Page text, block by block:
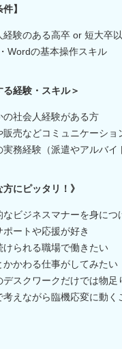
】
験のある高卒 or 短大卒
Wordの基本操作スキル
る経験・スキル＞
社会人経験がある方
売などコミュニケーショ
務経験（派遣やアルバイ
方にピッタリ！》
ビジネスマナーを身につ
ートや応援が好き
られる職場で働きたい
かわる仕事がしてみたい
スクワークだけでは物足
えながら臨機応変に動く